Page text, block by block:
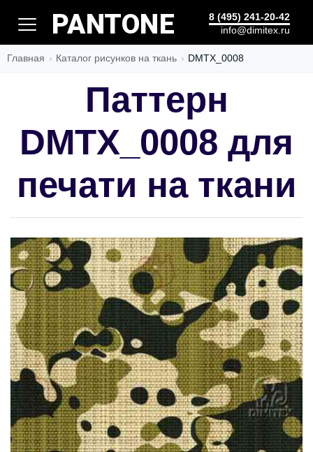
ШЕДЕВР
8 (495) 241-20-42
info@dimitex.ru
Главная Каталог рисунков на ткань DMTX_0008
Паттерн
DMTX_0008 для
печати на ткани